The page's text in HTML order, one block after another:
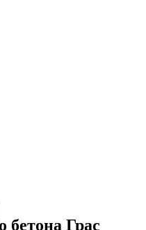
бетона Грас